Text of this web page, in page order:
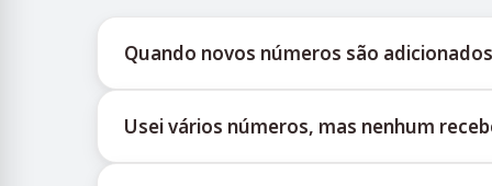
Quando novos números são
fornece atualizações oportunas para ajudar os
Usei vários números, mas nenhum